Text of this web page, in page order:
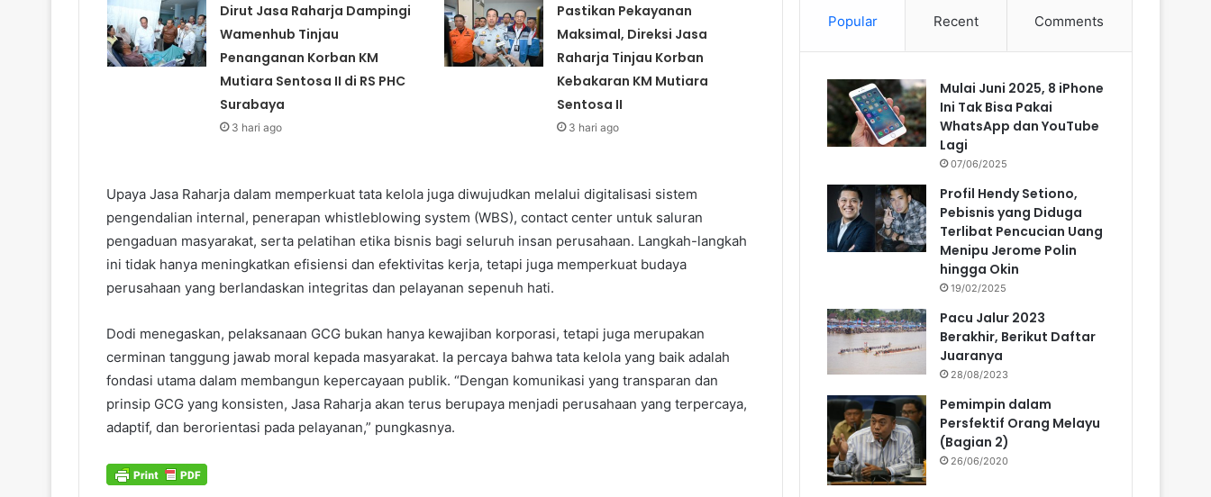
Dirut Jasa Raharja Dampingi
Wamenhub Tinjau
Penanganan Korban KM
Mutiara Sentosa II di RS PHC
Surabaya
3 hari ago
Pastikan Pekayanan
Maksimal, Direksi Jasa
Raharja Tinjau Korban
Kebakaran KM Mutiara
Sentosa II
3 hari ago
Upaya Jasa Raharja dalam memperkuat tata kelola juga diwujudkan melalui digitalisasi sistem
pengendalian internal, penerapan whistleblowing system (WBS), contact center untuk saluran
pengaduan masyarakat, serta pelatihan etika bisnis bagi seluruh insan perusahaan. Langkah-langkah
ini tidak hanya meningkatkan efisiensi dan efektivitas kerja, tetapi juga memperkuat budaya
perusahaan yang berlandaskan integritas dan pelayanan sepenuh hati.
Dodi menegaskan, pelaksanaan GCG bukan hanya kewajiban korporasi, tetapi juga merupakan
cerminan tanggung jawab moral kepada masyarakat. Ia percaya bahwa tata kelola yang baik adalah
fondasi utama dalam membangun kepercayaan publik. “Dengan komunikasi yang transparan dan
prinsip GCG yang konsisten, Jasa Raharja akan terus berupaya menjadi perusahaan yang terpercaya,
adaptif, dan berorientasi pada pelayanan,” pungkasnya.
Popular Recent Comments
Mulai Juni 2025, 8 iPhone
Ini Tak Bisa Pakai
WhatsApp dan YouTube
Lagi
07/06/2025
Profil Hendy Setiono,
Pebisnis yang Diduga
Terlibat Pencucian Uang
Menipu Jerome Polin
hingga Okin
19/02/2025
Pacu Jalur 2023
Berakhir, Berikut Daftar
Juaranya
28/08/2023
Pemimpin dalam
Persfektif Orang Melayu
(Bagian 2)
26/06/2020